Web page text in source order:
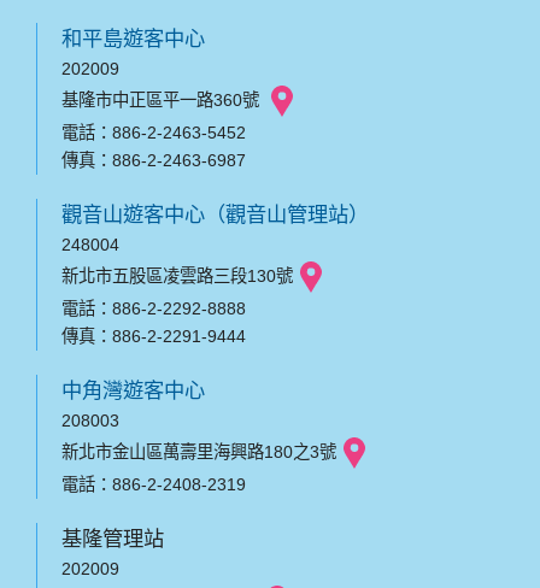
和平島遊客中心
202009
基隆市中正區平一路360號
電話：886-2-2463-5452
傳真：886-2-2463-6987
觀音山遊客中心（觀音山管理站）
248004
新北市五股區凌雲路三段130號
電話：886-2-2292-8888
傳真：886-2-2291-9444
中角灣遊客中心
208003
新北市金山區萬壽里海興路180之3號
電話：886-2-2408-2319
基隆管理站
202009